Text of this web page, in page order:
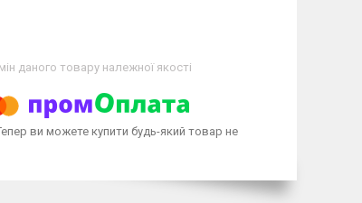
даного товару належної якості
ви можете купити будь-який товар не